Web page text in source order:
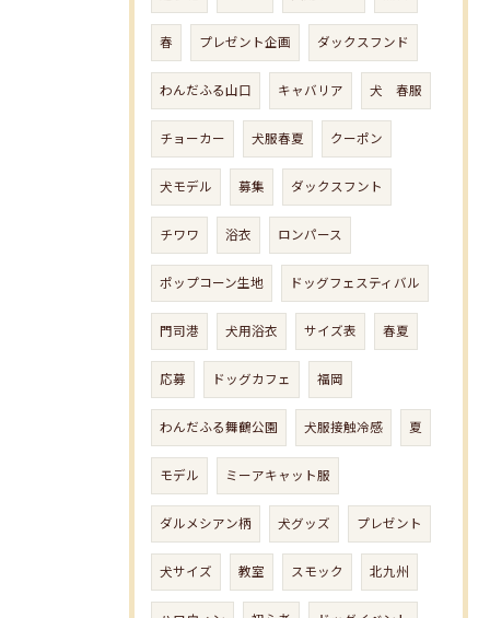
春 プレゼント企画 ダックスフンド
わんだふる山口 キャバリア 犬 春服
チョーカー 犬服春夏 クーポン
犬モデル 募集 ダックスフント
チワワ 浴衣 ロンパース
ポップコーン生地 ドッグフェスティバル
門司港 犬用浴衣 サイズ表 春夏
応募 ドッグカフェ 福岡
わんだふる舞鶴公園 犬服接触冷感 夏
モデル ミーアキャット服
ダルメシアン柄 犬グッズ プレゼント
犬サイズ 教室 スモック 北九州